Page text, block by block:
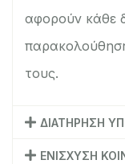
αφορούν κάθε
τους.
ΔΙΑΤΗΡΗΣΗ
ΕΝΙΣΧΥΣΗ